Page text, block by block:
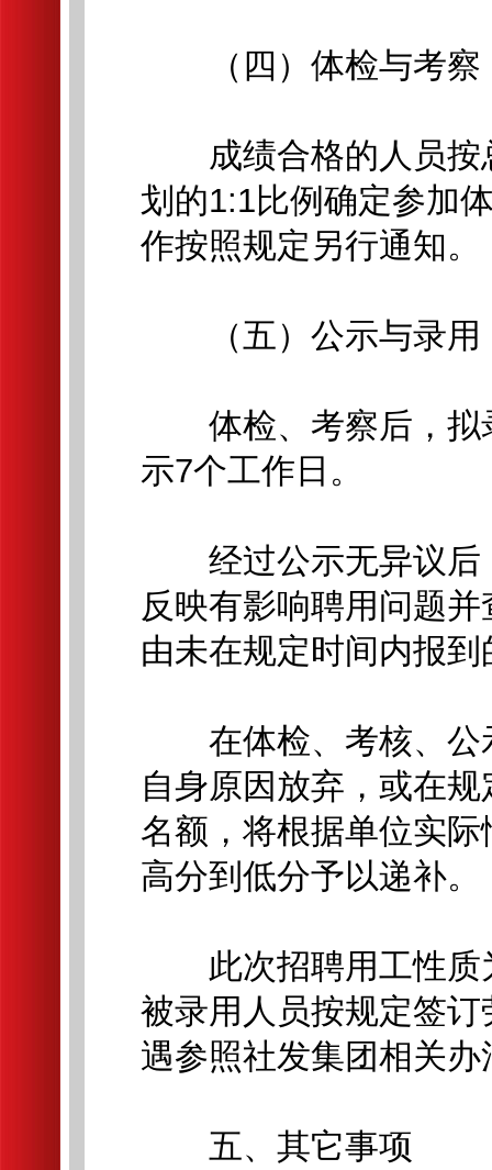
（四）体检与考察
成绩合格的人员按
划的1:1比例确定参加
作按照规定另行通知。
（五）公示与录用
体检、考察后，拟
示7个工作日。
经过公示无异议后
反映有影响聘用问题
由未在规定时间内报
在体检、考核、公
自身原因放弃，或在
名额，将根据单位实
高分到低分予以递补。
此次招聘用工性质
被录用人员按规定签
遇参照社发集团相关办
五、其它事项